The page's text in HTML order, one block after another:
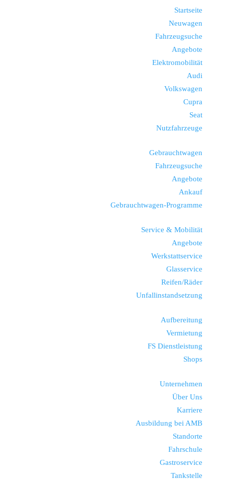
Startseite
Neuwagen
Fahrzeugsuche
Angebote
Elektromobilität
Audi
Volkswagen
Cupra
Seat
Nutzfahrzeuge
Gebrauchtwagen
Fahrzeugsuche
Angebote
Ankauf
Gebrauchtwagen-Programme
Service & Mobilität
Angebote
Werkstattservice
Glasservice
Reifen/Räder
Unfallinstandsetzung
Aufbereitung
Vermietung
FS Dienstleistung
Shops
Unternehmen
Über Uns
Karriere
Ausbildung bei AMB
Standorte
Fahrschule
Gastroservice
Tankstelle